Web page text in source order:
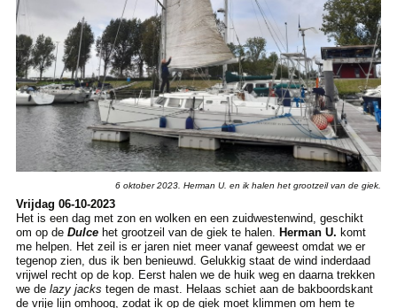
6 oktober 2023. Herman U. en ik halen het grootzeil van de giek.
Vrijdag 06-10-2023
Het is een dag met zon en wolken en een zuidwestenwind, geschikt
om op de Dulcehet grootzeil van de giek te halen. Herman U. komt
me helpen. Het zeil is er jaren niet meer vanaf geweest omdat we er
tegenop zien, dus ik ben benieuwd. Gelukkig staat de wind inderdaad
vrijwel recht op de kop. Eerst halen we de huik weg en daarna trekken
we de lazy jacks tegen de mast. Helaas schiet aan de bakboordskant
de vrije lijn omhoog, zodat ik op de giek moet klimmen om hem te